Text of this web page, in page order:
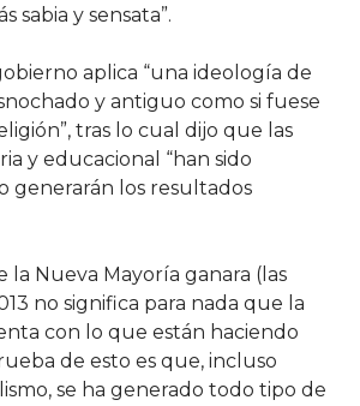
sabia y sensata”.
aplica “una ideología de
y antiguo como si fuese
tras lo cual dijo que las
y educacional “han sido
generarán los resultados
la Nueva Mayoría ganara (las
no significa para nada que la
con lo que están haciendo
de esto es que, incluso
se ha generado todo tipo de